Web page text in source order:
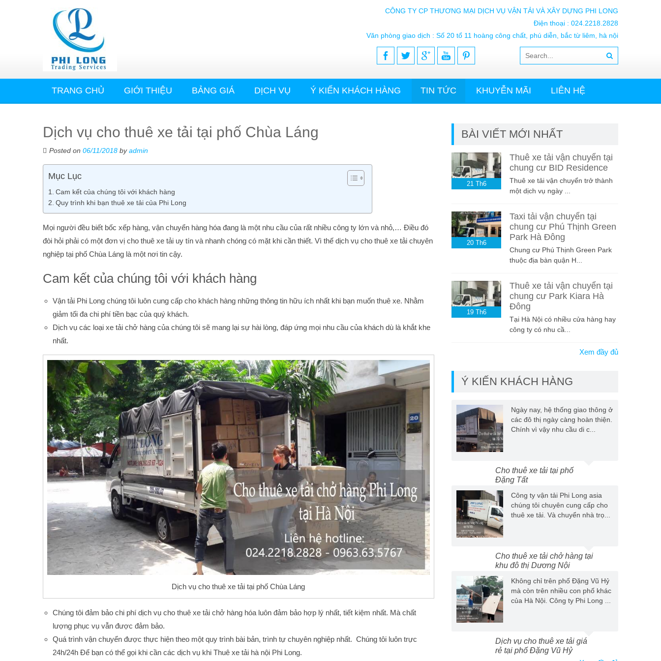
CÔNG TY CP THƯƠNG MẠI DỊCH VỤ VẬN TẢI VÀ XÂY DỰNG PHI LONG
Điện thoại : 024.2218.2828
Văn phòng giao dịch : Số 20 tổ 11 hoàng công chất, phú diễn, bắc từ liêm, hà nội
TRANG CHỦ GIỚI THIỆU BẢNG GIÁ DỊCH VỤ Ý KIẾN KHÁCH HÀNG TIN TỨC KHUYỄN MÃI LIÊN HỆ
Dịch vụ cho thuê xe tải tại phố Chùa Láng
Posted on 06/11/2018 byadmin
Mục Lục
Cam kết của chúng tôi với khách hàng
Quy trình khi bạn thuê xe tải của Phi Long
Mọi người đều biết bốc xếp hàng, vận chuyển hàng hóa đang là một nhu cầu của rất nhiều công ty lớn và nhỏ,… Điều đó
đòi hỏi phải có một đơn vị cho thuê xe tải uy tín và nhanh chóng có mặt khi cần thiết. Vì thế dịch vụ cho thuê xe tải chuyên
nghiệp tại phố Chùa Láng là một nơi tin cậy.
Cam kết của chúng tôi với khách hàng
Vận tải Phi Long chúng tôi luôn cung cấp cho khách hàng những thông tin hữu ích nhất khi bạn muốn thuê xe. Nhằm
giảm tối đa chi phí tiền bạc của quý khách.
Dịch vụ các loại xe tải chở hàng của chúng tôi sẽ mang lại sự hài lòng, đáp ứng mọi nhu cầu của khách dù là khắt khe
nhất.
Dịch vụ cho thuê xe tải tại phố Chùa Láng
Chúng tôi đảm bảo chi phí dịch vụ cho thuê xe tải chở hàng hóa luôn đảm bảo hợp lý nhất, tiết kiệm nhất. Mà chất
lượng phục vụ vẫn được đảm bảo.
Quá trình vận chuyển được thực hiện theo một quy trình bài bản, trình tự chuyên nghiệp nhất. Chúng tôi luôn trực
24h/24h Để bạn có thể gọi khi cần các dịch vụ khi Thuê xe tải hà nội Phi Long.
BÀI VIẾT MỚI NHẤT
21 Th6
Thuê xe tải vận chuyển tại
chung cư BID Residence
Thuê xe tải vận chuyển trở thành
một dịch vụ ngày ...
20 Th6
Taxi tải vận chuyển tại
chung cư Phú Thịnh Green
Park Hà Đông
Chung cư Phú Thịnh Green Park
thuộc địa bàn quận H...
19 Th6
Thuê xe tải vận chuyển tại
chung cư Park Kiara Hà
Đông
Tại Hà Nội có nhiều cửa hàng hay
công ty có nhu cầ...
Xem đầy đủ
Ý KIẾN KHÁCH HÀNG
Ngày nay, hệ thống giao thông ở
các đô thị ngày càng hoàn thiện.
Chính vì vậy nhu cầu di c...
Cho thuê xe tải tại phố
Đặng Tất
Công ty vận tải Phi Long asia
chúng tôi chuyên cung cấp cho
thuê xe tải. Và chuyển nhà trọ...
Cho thuê xe tải chở hàng tại
khu đô thị Dương Nội
Không chỉ trên phố Đặng Vũ Hỷ
mà còn trên nhiều con phố khác
của Hà Nội. Công ty Phi Long ...
Dịch vụ cho thuê xe tải giá
rẻ tại phố Đặng Vũ Hỷ